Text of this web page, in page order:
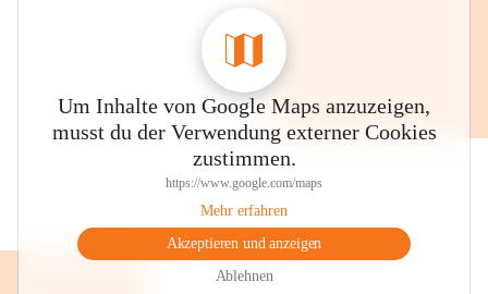
Um Inhalte von Google Maps anzuzeigen,
musst du der Verwendung externer Cookies
zustimmen.
https://www.google.com/maps
Mehr erfahren
Akzeptieren und anzeigen
Ablehnen